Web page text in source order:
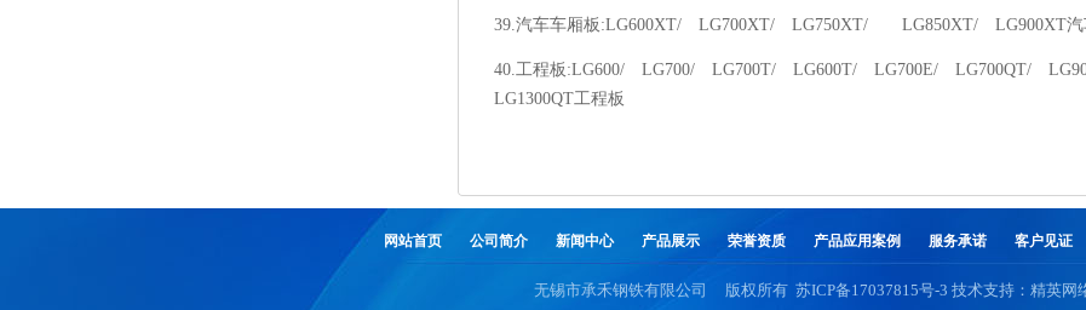
39.汽车车厢板:LG600XT/ LG700XT/ LG750XT/ LG850XT/ LG900XT汽
40.工程板:LG600/ LG700/ LG700T/ LG600T/ LG700E/ LG700QT/
LG1300QT工程板
网站首页 公司简介 新闻中心 产品展示 荣誉资质 产品应用案例 服务承诺 客户见证
无锡市承禾钢铁有限公司 版权所有 苏ICP备17037815号-3 技术支持： 精英网